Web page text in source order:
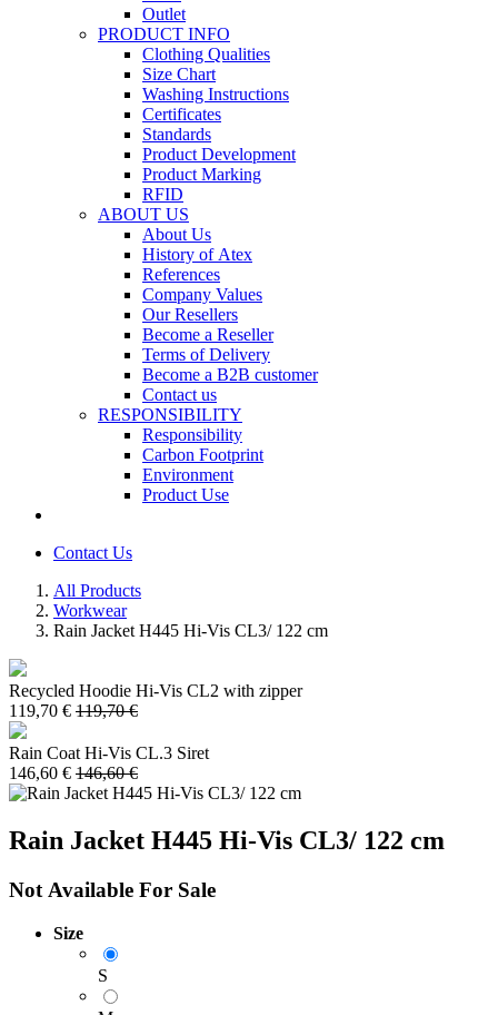
Outlet
PRODUCT INFO
Clothing Qualities
Size Chart
Washing Instructions
Certificates
Standards
Product Development
Product Marking
RFID
ABOUT US
About Us
History of Atex
References
Company Values
Our Resellers
Become a Reseller
Terms of Delivery
Become a B2B customer
Contact us
RESPONSIBILITY
Responsibility
Carbon Footprint
Environment
Product Use
Contact Us
All Products
Workwear
Rain Jacket H445 Hi-Vis CL3/ 122 cm
Recycled Hoodie Hi-Vis CL2 with zipper
119,70 € 119,70€
Rain Coat Hi-Vis CL.3 Siret
146,60 € 146,60€
Rain Jacket H445 Hi-Vis CL3/ 122 cm
Not Available For Sale
Size
S